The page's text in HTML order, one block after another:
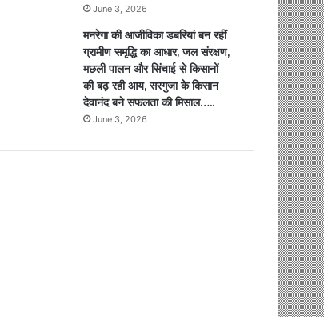
June 3, 2026
मनरेगा की आजीविका डबरियां बन रहीं
ग्रामीण समृद्धि का आधार, जल संरक्षण,
मछली पालन और सिंचाई से किसानों
की बढ़ रही आय, सरगुजा के किसान
देवानंद बने सफलता की मिसाल…..
June 3, 2026